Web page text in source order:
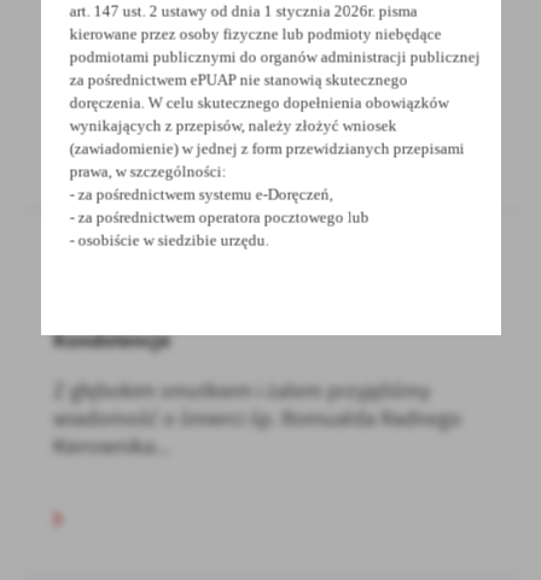
INFORMACJA Uprzejmie informujemy, że w
dniu 10 listopada (poniedziałek) 2025 roku
Starostwo Powiatowe...
Kondolencje
Z głębokim smutkiem i żalem przyjęliśmy
wiadomość o śmierci śp. Romualda Radnego
Kierownika...
art. 147 ust. 2 ustawy od dnia 1 stycznia 2026r. pisma
kierowane przez osoby fizyczne lub podmioty niebędące
podmiotami publicznymi do organów administracji publicznej
za pośrednictwem ePUAP nie stanowią skutecznego
doręczenia. W celu skutecznego dopełnienia obowiązków
wynikających z przepisów, należy złożyć wniosek
(zawiadomienie) w jednej z form przewidzianych przepisami
prawa, w szczególności:
- za pośrednictwem systemu e-Doręczeń,
- za pośrednictwem operatora pocztowego lub
- osobiście w siedzibie urzędu.